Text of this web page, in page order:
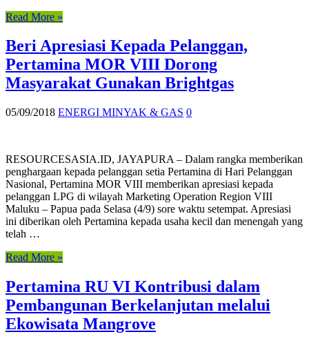
Read More »
Beri Apresiasi Kepada Pelanggan,
Pertamina MOR VIII Dorong
Masyarakat Gunakan Brightgas
05/09/2018 ENERGI MINYAK & GAS 0
RESOURCESASIA.ID, JAYAPURA – Dalam rangka memberikan
penghargaan kepada pelanggan setia Pertamina di Hari Pelanggan
Nasional, Pertamina MOR VIII memberikan apresiasi kepada
pelanggan LPG di wilayah Marketing Operation Region VIII
Maluku – Papua pada Selasa (4/9) sore waktu setempat. Apresiasi
ini diberikan oleh Pertamina kepada usaha kecil dan menengah yang
telah …
Read More »
Pertamina RU VI Kontribusi dalam
Pembangunan Berkelanjutan melalui
Ekowisata Mangrove